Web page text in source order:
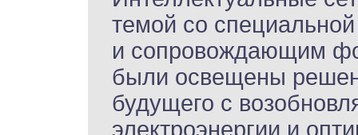
темой со
и сопровождающим
были освещены
будущего с
электроэнергии и